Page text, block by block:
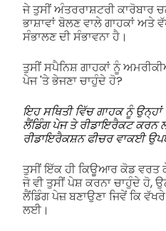
ਜੇ ਤੁਸੀਂ ਅੰਤਰਰਾਸ਼ਟਰੀ ਕਾਰੋਬਾਰ
ਭਾਸ਼ਾਵਾਂ ਬੋਲਣ ਵਾਲੇ ਗਾਹਕਾਂ ਅਤੇ
ਸੰਭਾਲਣ ਦੀ ਸੰਭਾਵਨਾ ਹੈ।
ਤੁਸੀਂ ਸਪੈਨਿਸ਼ ਗਾਹਕਾਂ ਨੂੰ
ਪੇਜ 'ਤੇ ਭੇਜਣਾ ਚਾਹੁੰਦੇ ਹੋ?
ਇਹ ਸਥਿਤੀ ਵਿੱਚ ਗਾਹਕ ਨੂੰ ਉਨ੍ਹਾਂ
ਲੈਂਡਿੰਗ ਪੇਜ ਤੇ ਰੀਡਾਇਰੈਕਟ ਕਰਨ
ਰੀਡਾਇਰੈਕਸ਼ਨ ਫੀਚਰ ਵਾਕਈ
ਤੁਸੀਂ ਇੱਕ ਹੀ ਕਿਊਆਰ ਕੋਡ ਵਰਤ
ਜੋ ਵੀ ਤੁਸੀਂ ਪੇਸ਼ ਕਰਨਾ ਚਾਹੁੰਦੇ
ਲੈਂਡਿੰਗ ਪੇਜ਼ ਬਣਾਉਣਾ ਜਿਵੇਂ ਕਿ
ਲਈ।